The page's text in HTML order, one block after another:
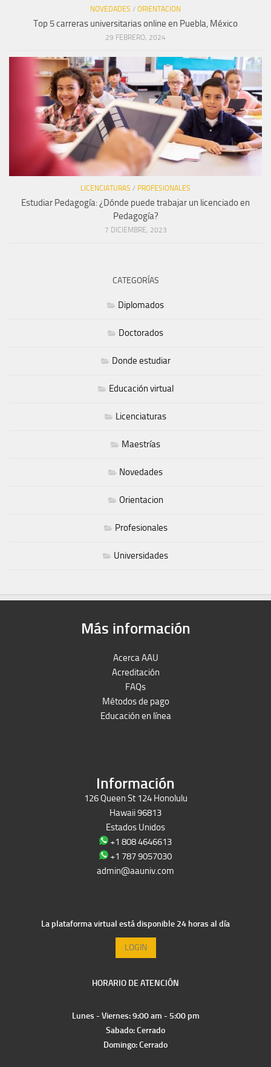
NOVEDADES / ORIENTACION
Top 5 carreras universitarias online en Puebla, México
29 FEBRERO, 2024
LICENCIATURAS / PROFESIONALES
Estudiar Pedagogía: ¿Dónde puede trabajar un licenciado en
Pedagogía?
7 DICIEMBRE, 2023
CATEGORÍAS
Diplomados
Doctorados
Donde estudiar
Educación virtual
Licenciaturas
Maestrías
Novedades
Orientacion
Profesionales
Universidades
Más información
Acerca AAU
Acreditación
FAQs
Métodos de pago
Educación en línea
Información
126 Queen St 124 Honolulu
Hawaii 96813
Estados Unidos
+1 808 4646613
+1 787 9057030
admin@aauniv.com
La plataforma virtual está disponible 24 horas al día
LOGIN
HORARIO DE ATENCIÓN
Lunes - Viernes: 9:00 am - 5:00 pm
Sabado: Cerrado
Domingo: Cerrado